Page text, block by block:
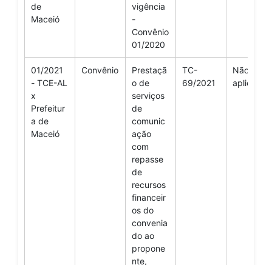
de
Maceió
vigência
-
Convênio
01/2020
01/2021
- TCE-AL
x
Prefeitur
a de
Maceió
Convênio
Prestaçã
o de
serviços
de
comunic
ação
com
repasse
de
recursos
financeir
os do
convenia
do ao
propone
nte,
TC-
69/2021
Não se
aplica